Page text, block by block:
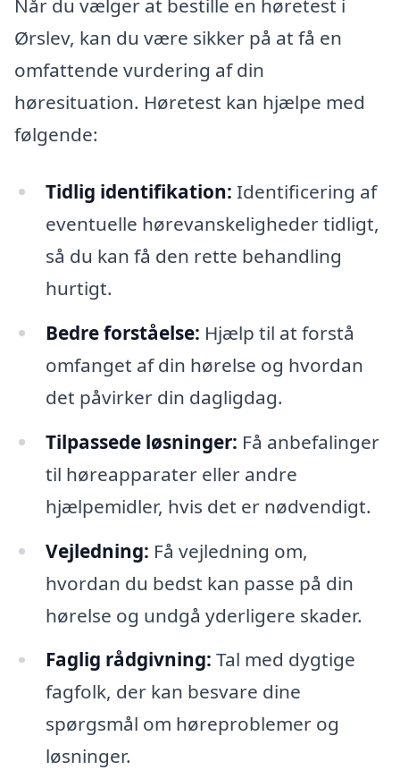
Når du vælger at bestille en høretest i
Ørslev, kan du være sikker på at få en
omfattende vurdering af din
høresituation. Høretest kan hjælpe med
følgende:
Tidlig identifikation: Identificering af
eventuelle hørevanskeligheder tidligt,
så du kan få den rette behandling
hurtigt.
Bedre forståelse: Hjælp til at forstå
omfanget af din hørelse og hvordan
det påvirker din dagligdag.
Tilpassede løsninger: Få anbefalinger
til høreapparater eller andre
hjælpemidler, hvis det er nødvendigt.
Vejledning: Få vejledning om,
hvordan du bedst kan passe på din
hørelse og undgå yderligere skader.
Faglig rådgivning: Tal med dygtige
fagfolk, der kan besvare dine
spørgsmål om høreproblemer og
løsninger.